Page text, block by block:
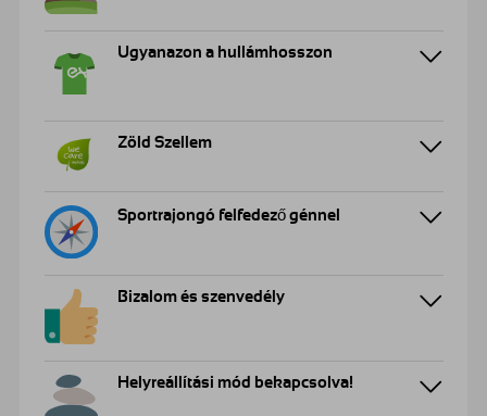
Ugyanazon a hullámhosszon
Zöld Szellem
Sportrajongó felfedező génnel
Bizalom és szenvedély
Helyreállítási mód bekapcsolva!